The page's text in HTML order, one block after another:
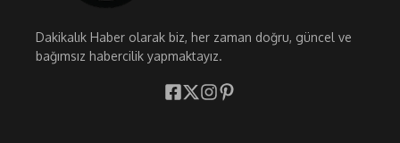
Dakikalık Haber olarak biz, her zaman doğru, güncel ve
bağımsız habercilik yapmaktayız.